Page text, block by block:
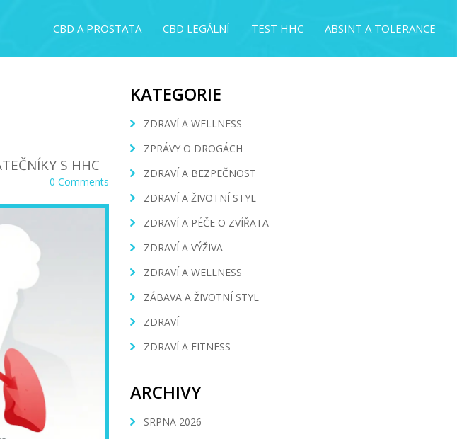
CBD A PROSTATA CBD LEGÁLNÍ TEST HHC ABSINT A TOLERANCE
S HHC
0 Comments
KATEGORIE
ZDRAVÍ A WELLNESS
ZPRÁVY O DROGÁCH
ZDRAVÍ A BEZPEČNOST
ZDRAVÍ A ŽIVOTNÍ STYL
ZDRAVÍ A PÉČE O ZVÍŘATA
ZDRAVÍ A VÝŽIVA
ZDRAVÍ A WELLNESS
ZÁBAVA A ŽIVOTNÍ STYL
ZDRAVÍ
ZDRAVÍ A FITNESS
ARCHIVY
SRPNA 2026